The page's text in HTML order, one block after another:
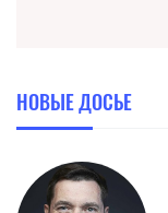
НОВЫЕ ДОСЬЕ